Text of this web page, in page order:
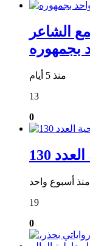
الشاعر
بجمهوره
منذ 5 أيام
13
0
130
منذ أسبوع واحد
19
0